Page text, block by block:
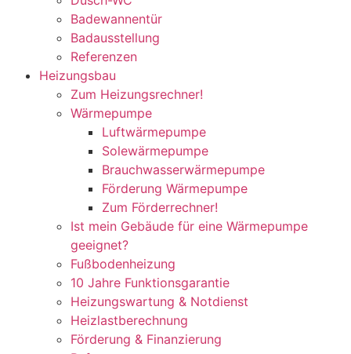
Badewannentür
Badausstellung
Referenzen
Heizungsbau
Zum Heizungsrechner!
Wärmepumpe
Luftwärmepumpe
Solewärmepumpe
Brauchwasserwärmepumpe
Förderung Wärmepumpe
Zum Förderrechner!
Ist mein Gebäude für eine Wärmepumpe
geeignet?
Fußbodenheizung
10 Jahre Funktionsgarantie
Heizungswartung & Notdienst
Heizlastberechnung
Förderung & Finanzierung